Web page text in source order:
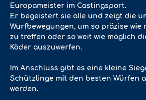
Europameister im Castingsport.
Er begeistert sie alle und zeigt die
Wurfbewegungen, um so präzise wie
zu treffen oder so weit wie möglich
Köder auszuwerfen.
Im Anschluss gibt es eine kleine
Schützlinge mit den besten Würfen
werden.